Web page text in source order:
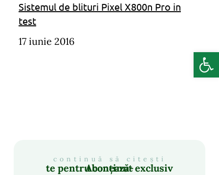
Sistemul de blituri Pixel X800n Pro in
test
17 iunie 2016
continuă să citești
Abonează-te pentru conținut exclusiv